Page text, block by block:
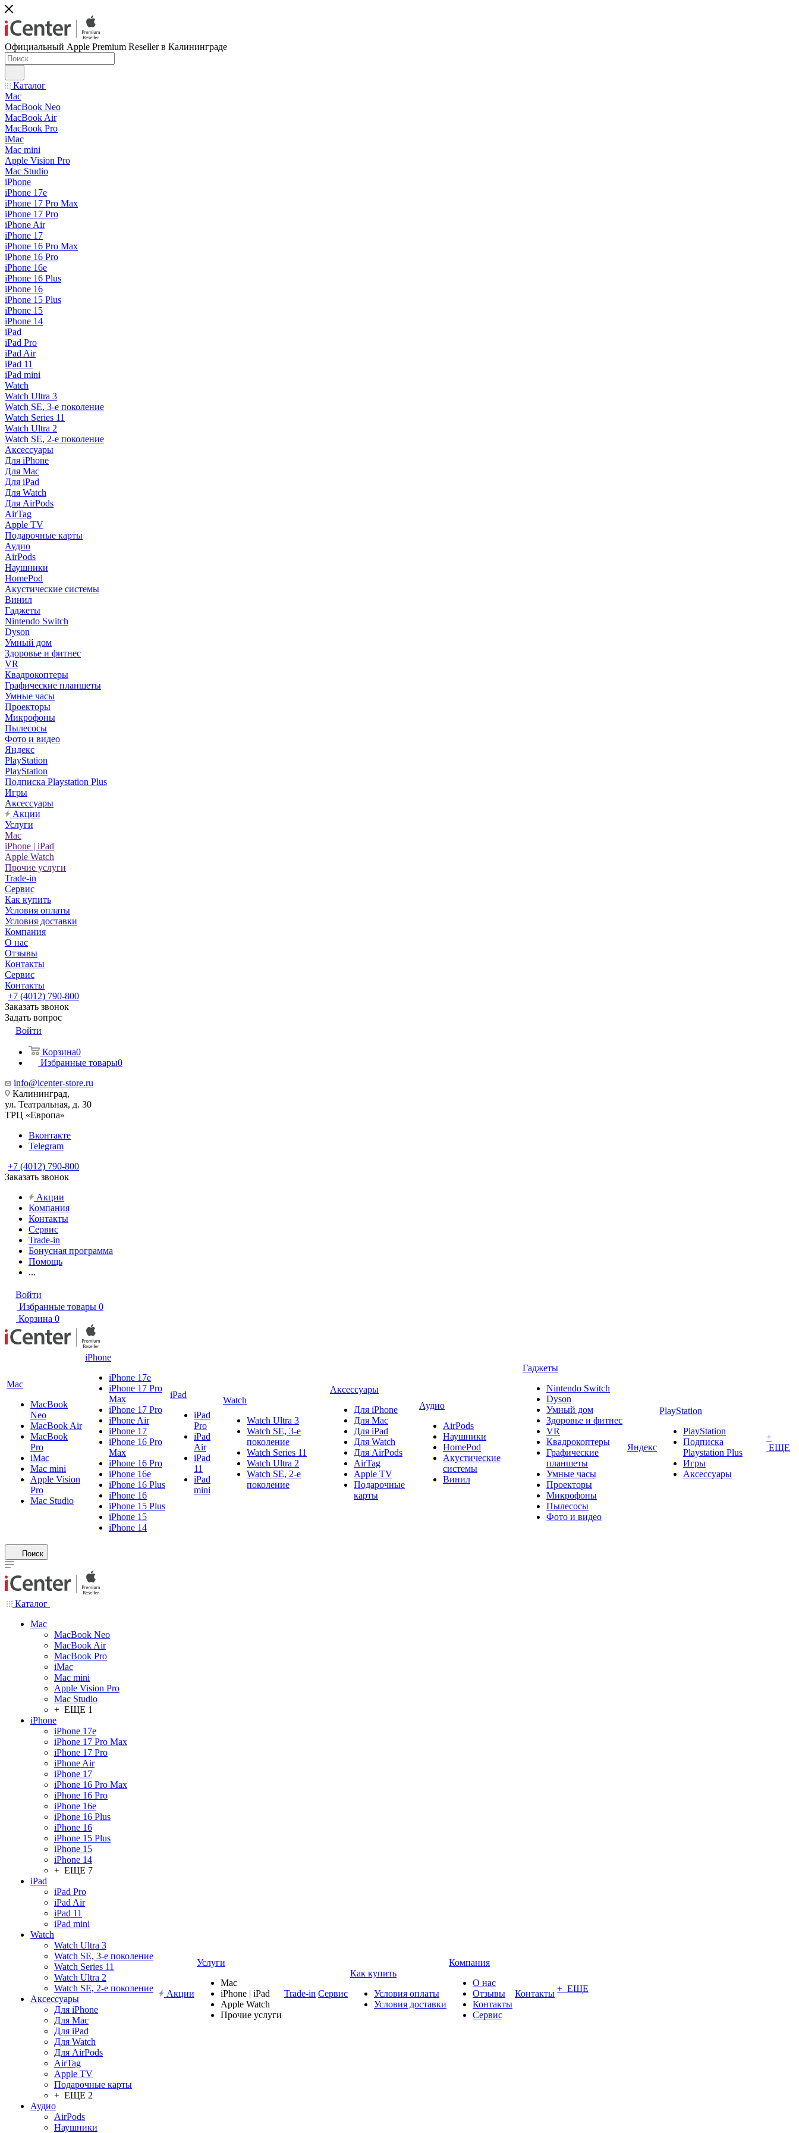
Официальный Apple Premium Reseller в Калининграде
Каталог
Mac
MacBook Neo
MacBook Air
MacBook Pro
iMac
Mac mini
Apple Vision Pro
Mac Studio
iPhone
iPhone 17e
iPhone 17 Pro Max
iPhone 17 Pro
iPhone Air
iPhone 17
iPhone 16 Pro Max
iPhone 16 Pro
iPhone 16e
iPhone 16 Plus
iPhone 16
iPhone 15 Plus
iPhone 15
iPhone 14
iPad
iPad Pro
iPad Air
iPad 11
iPad mini
Watch
Watch Ultra 3
Watch SE, 3-е поколение
Watch Series 11
Watch Ultra 2
Watch SE, 2-е поколение
Аксессуары
Для iPhone
Для Mac
Для iPad
Для Watch
Для AirPods
AirTag
Apple TV
Подарочные карты
Аудио
AirPods
Наушники
HomePod
Акустические системы
Винил
Гаджеты
Nintendo Switch
Dyson
Умный дом
Здоровье и фитнес
VR
Квадрокоптеры
Графические планшеты
Умные часы
Проекторы
Микрофоны
Пылесосы
Фото и видео
Яндекс
PlayStation
PlayStation
Подписка Playstation Plus
Игры
Аксессуары
Акции
Услуги
Mac
iPhone | iPad
Apple Watch
Прочие услуги
Trade-in
Сервис
Как купить
Условия оплаты
Условия доставки
Компания
О нас
Отзывы
Контакты
Сервис
Контакты
+7 (4012) 790-800
Заказать звонок
Задать вопрос
Войти
Корзина0
Избранные товары0
info@icenter-store.ru
Калининград,
ул. Театральная, д. 30
ТРЦ «Европа»
Вконтакте
Telegram
+7 (4012) 790-800
Заказать звонок
Акции
Компания
Контакты
Сервис
Trade-in
Бонусная программа
Помощь
...
Войти
Избранные товары 0
Корзина 0
Mac
MacBook
Neo
MacBook Air
MacBook
Pro
iMac
Mac mini
Apple Vision
Pro
Mac Studio
iPhone
iPhone 17e
iPhone 17 Pro
Max
iPhone 17 Pro
iPhone Air
iPhone 17
iPhone 16 Pro
Max
iPhone 16 Pro
iPhone 16e
iPhone 16 Plus
iPhone 16
iPhone 15 Plus
iPhone 15
iPhone 14
iPad
iPad
Pro
iPad
Air
iPad
11
iPad
mini
Watch
Watch Ultra 3
Watch SE, 3-е
поколение
Watch Series 11
Watch Ultra 2
Watch SE, 2-е
поколение
Аксессуары
Для iPhone
Для Mac
Для iPad
Для Watch
Для AirPods
AirTag
Apple TV
Подарочные
карты
Аудио
AirPods
Наушники
HomePod
Акустические
системы
Винил
Гаджеты
Nintendo Switch
Dyson
Умный дом
Здоровье и фитнес
VR
Квадрокоптеры
Графические
планшеты
Умные часы
Проекторы
Микрофоны
Пылесосы
Фото и видео
Яндекс
PlayStation
PlayStation
Подписка
Playstation Plus
Игры
Аксессуары
+
ЕЩЕ
Поиск
Каталог
Mac
MacBook Neo
MacBook Air
MacBook Pro
iMac
Mac mini
Apple Vision Pro
Mac Studio
+ ЕЩЕ 1
iPhone
iPhone 17e
iPhone 17 Pro Max
iPhone 17 Pro
iPhone Air
iPhone 17
iPhone 16 Pro Max
iPhone 16 Pro
iPhone 16e
iPhone 16 Plus
iPhone 16
iPhone 15 Plus
iPhone 15
iPhone 14
+ ЕЩЕ 7
iPad
iPad Pro
iPad Air
iPad 11
iPad mini
Watch
Watch Ultra 3
Watch SE, 3-е поколение
Watch Series 11
Watch Ultra 2
Watch SE, 2-е поколение
Аксессуары
Для iPhone
Для Mac
Для iPad
Для Watch
Для AirPods
AirTag
Apple TV
Подарочные карты
+ ЕЩЕ 2
Аудио
AirPods
Наушники
Акции
Услуги
Mac
iPhone | iPad
Apple Watch
Прочие услуги
Trade-in Сервис
Как купить
Условия оплаты
Условия доставки
Компания
О нас
Отзывы
Контакты
Сервис
Контакты + ЕЩЕ